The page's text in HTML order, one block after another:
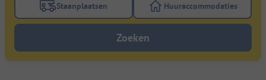
Gebruik de filterknop staanplaatsen om te zoeken
Staanplaatsen Gebruik de
Huuraccommodaties
Zoeken